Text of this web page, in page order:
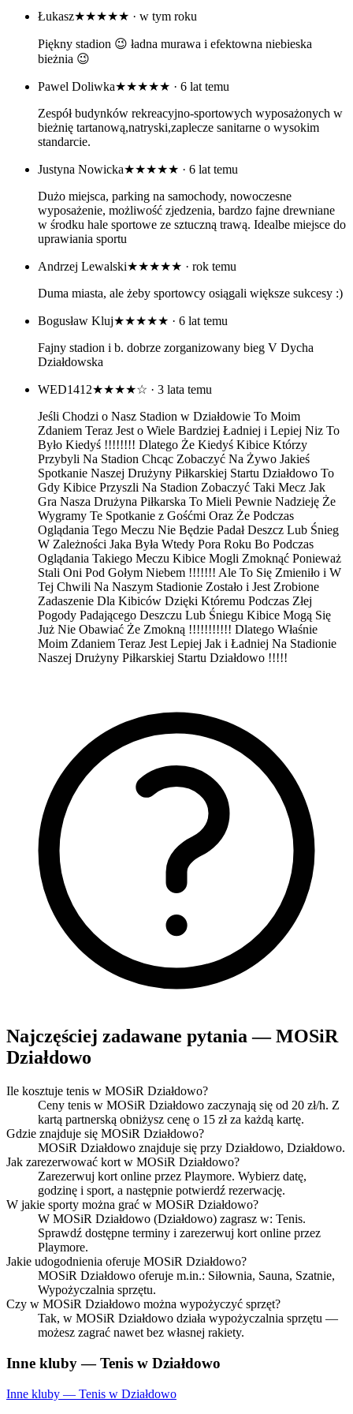
Łukasz★★★★★ · w tym roku
Piękny stadion 😉 ładna murawa i efektowna niebieska
bieżnia 😉
Pawel Doliwka★★★★★ · 6 lat temu
Zespół budynków rekreacyjno-sportowych wyposażonych w
bieżnię tartanową,natryski,zaplecze sanitarne o wysokim
standarcie.
Justyna Nowicka★★★★★ · 6 lat temu
Dużo miejsca, parking na samochody, nowoczesne
wyposażenie, możliwość zjedzenia, bardzo fajne drewniane
w środku hale sportowe ze sztuczną trawą. Idealbe miejsce do
uprawiania sportu
Andrzej Lewalski★★★★★ · rok temu
Duma miasta, ale żeby sportowcy osiągali większe sukcesy :)
Bogusław Kluj★★★★★ · 6 lat temu
Fajny stadion i b. dobrze zorganizowany bieg V Dycha
Działdowska
WED1412★★★★☆ · 3 lata temu
Jeśli Chodzi o Nasz Stadion w Działdowie To Moim
Zdaniem Teraz Jest o Wiele Bardziej Ładniej i Lepiej Niz To
Było Kiedyś !!!!!!!! Dlatego Że Kiedyś Kibice Którzy
Przybyli Na Stadion Chcąc Zobaczyć Na Żywo Jakieś
Spotkanie Naszej Drużyny Piłkarskiej Startu Działdowo To
Gdy Kibice Przyszli Na Stadion Zobaczyć Taki Mecz Jak
Gra Nasza Drużyna Piłkarska To Mieli Pewnie Nadzieję Że
Wygramy Te Spotkanie z Gośćmi Oraz Że Podczas
Oglądania Tego Meczu Nie Będzie Padał Deszcz Lub Śnieg
W Zależności Jaka Była Wtedy Pora Roku Bo Podczas
Oglądania Takiego Meczu Kibice Mogli Zmoknąć Ponieważ
Stali Oni Pod Gołym Niebem !!!!!!! Ale To Się Zmieniło i W
Tej Chwili Na Naszym Stadionie Zostało i Jest Zrobione
Zadaszenie Dla Kibiców Dzięki Któremu Podczas Złej
Pogody Padającego Deszczu Lub Śniegu Kibice Mogą Się
Już Nie Obawiać Że Zmokną !!!!!!!!!!! Dlatego Właśnie
Moim Zdaniem Teraz Jest Lepiej Jak i Ładniej Na Stadionie
Naszej Drużyny Piłkarskiej Startu Działdowo !!!!!
Najczęściej zadawane pytania — MOSiR
Działdowo
Ile kosztuje tenis w MOSiR Działdowo?
Ceny tenis w MOSiR Działdowo zaczynają się od 20 zł/h. Z
kartą partnerską obniżysz cenę o 15 zł za każdą kartę.
Gdzie znajduje się MOSiR Działdowo?
MOSiR Działdowo znajduje się przy Działdowo, Działdowo.
Jak zarezerwować kort w MOSiR Działdowo?
Zarezerwuj kort online przez Playmore. Wybierz datę,
godzinę i sport, a następnie potwierdź rezerwację.
W jakie sporty można grać w MOSiR Działdowo?
W MOSiR Działdowo (Działdowo) zagrasz w: Tenis.
Sprawdź dostępne terminy i zarezerwuj kort online przez
Playmore.
Jakie udogodnienia oferuje MOSiR Działdowo?
MOSiR Działdowo oferuje m.in.: Siłownia, Sauna, Szatnie,
Wypożyczalnia sprzętu.
Czy w MOSiR Działdowo można wypożyczyć sprzęt?
Tak, w MOSiR Działdowo działa wypożyczalnia sprzętu —
możesz zagrać nawet bez własnej rakiety.
Inne kluby — Tenis w Działdowo
Inne kluby — Tenis w Działdowo